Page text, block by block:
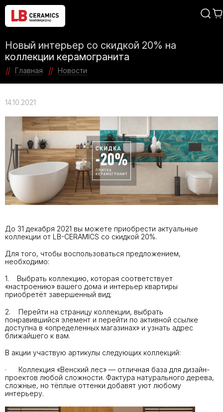
Новый интерьер со скидкой 20% на
коллекции керамогранита
Главная Новости
14.10.2021
До 31 декабря 2021 вы можете приобрести актуальные
коллекции от LB-CERAMICS со скидкой 20%.
Для того, чтобы воспользоваться предложением,
необходимо:
1. Выбрать коллекцию, которая соответствует
«настроению» вашего дома и интерьер квартиры
приобретёт завершенный вид;
2. Перейти на страницу коллекции, выбрать
понравившийся элемент и перейти по активной ссылке
доступна в «определенных магазинах» и узнать адрес
ближайшего к вам.
В акции участвую артикулы следующих коллекций:
· Коллекция «Венский лес» — отличная база для дизайн-
проектов любой сложности. Фактура натурального дерева,
сложные, но тёплые оттенки добавят уют любому
интерьеру.